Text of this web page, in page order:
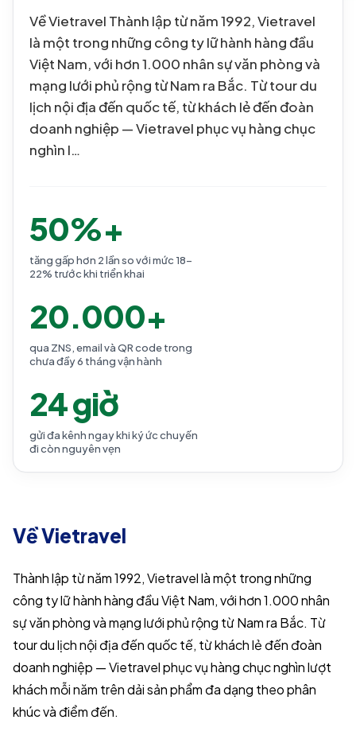
Về Vietravel Thành lập từ năm 1992, Vietravel
là một trong những công ty lữ hành hàng đầu
Việt Nam, với hơn 1.000 nhân sự văn phòng và
mạng lưới phủ rộng từ Nam ra Bắc. Từ tour du
lịch nội địa đến quốc tế, từ khách lẻ đến đoàn
doanh nghiệp — Vietravel phục vụ hàng chục
nghìn l…
50%+
tăng gấp hơn 2 lần so với mức 18–
22% trước khi triển khai
20.000+
qua ZNS, email và QR code trong
chưa đầy 6 tháng vận hành
24 giờ
gửi đa kênh ngay khi ký ức chuyến
đi còn nguyên vẹn
Về Vietravel
Thành lập từ năm 1992, Vietravel là một trong những
công ty lữ hành hàng đầu Việt Nam, với hơn 1.000 nhân
sự văn phòng và mạng lưới phủ rộng từ Nam ra Bắc. Từ
tour du lịch nội địa đến quốc tế, từ khách lẻ đến đoàn
doanh nghiệp — Vietravel phục vụ hàng chục nghìn lượt
khách mỗi năm trên dải sản phẩm đa dạng theo phân
khúc và điểm đến.